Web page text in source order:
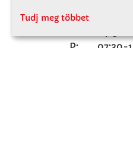
9241
P: 07:30-
Tudj meg többet